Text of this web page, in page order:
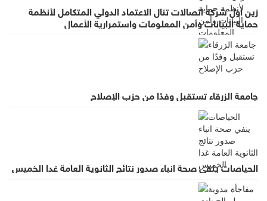
زين أول شركة اتصالات تنال الاعتماد الدولي المتكامل لأنظمة
حماية البيانات وأمن المعلومات واستمرارية الأعمال
جامعة الزرقاء تستقبل وفدًا من حزب الإصلاح
الحياصات ينفي صحة انباء صدور نتائج الثانوية العامة غدا الخميس